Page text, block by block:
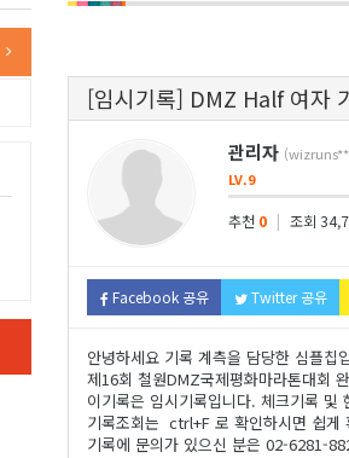
[임시기록] DMZ Half 여자
관리자
LV.9
추천 0 | 조회
Facebook 공유 Twitter 공유
안녕하세요 기록 계측을 담당한 심플칩
제16회 철원DMZ국제평화마라톤대회
이기록은 임시기록입니다. 체크기록 및
기록조회는 ctrl+F 로 확인하시면 쉽게
기록에 문의가 있으신 분은 02-6281-